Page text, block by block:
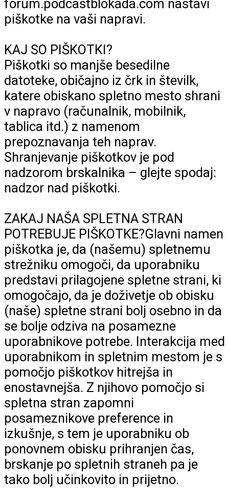
forum.podcastblokada.com nastavi
piškotke na vaši napravi.
KAJ SO PIŠKOTKI?
Piškotki so manjše besedilne
datoteke, običajno iz črk in številk,
katere obiskano spletno mesto shrani
v napravo (računalnik, mobilnik,
tablica itd.) z namenom
prepoznavanja teh naprav.
Shranjevanje piškotkov je pod
nadzorom brskalnika – glejte spodaj:
nadzor nad piškotki.
ZAKAJ NAŠA SPLETNA STRAN
POTREBUJE PIŠKOTKE?Glavni namen
piškotka je, da (našemu) spletnemu
strežniku omogoči, da uporabniku
predstavi prilagojene spletne strani, ki
omogočajo, da je doživetje ob obisku
(naše) spletne strani bolj osebno in da
se bolje odziva na posamezne
uporabnikove potrebe. Interakcija med
uporabnikom in spletnim mestom je s
pomočjo piškotkov hitrejša in
enostavnejša. Z njihovo pomočjo si
spletna stran zapomni
posameznikove preference in
izkušnje, s tem je uporabniku ob
ponovnem obisku prihranjen čas,
brskanje po spletnih straneh pa je
tako bolj učinkovito in prijetno.